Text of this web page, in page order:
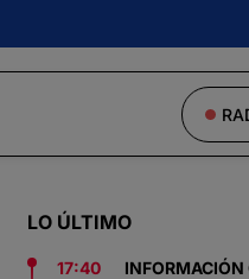
LO ÚLTIMO
17:40
INFORMACIÓN